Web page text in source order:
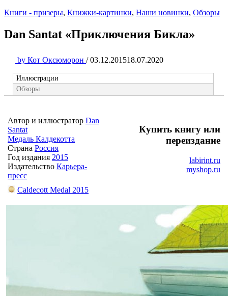
Книги - призеры, Книжки-картинки, Наши новинки, Обзоры
Dan Santat «Приключения Бикла»
by Кот Оксюморон / 03.12.201518.07.2020
Иллюстрации
Обзоры
Автор и иллюстратор Dan
Santat
Медаль Калдекотта
Страна Россия
Год издания 2015
Издательство Карьера-
пресс
Купить книгу или
переиздание
labirint.ru
myshop.ru
Caldecott Medal 2015